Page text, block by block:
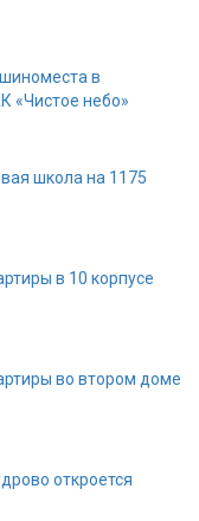
в
«Чистое небо»
школа на 1175
в 10 корпусе
во втором доме
откроется